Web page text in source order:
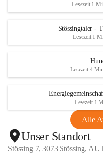
Lesezeit 1
Stössingtaler -
Lesezeit 1
Lesezeit 4
Lesezeit 1
Alle
Unser Standort
Stössing 7, 3073 Stössing,